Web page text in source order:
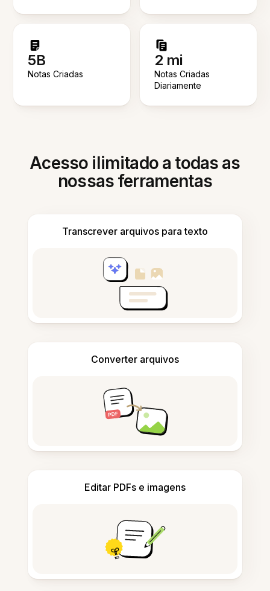
5B
Notas Criadas
2 mi
Notas Criadas
Diariamente
Acesso ilimitado a todas as
nossas ferramentas
Transcrever arquivos para texto
Converter arquivos
Editar PDFs e imagens